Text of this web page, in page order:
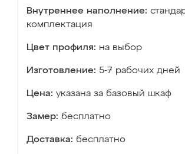
Внутреннее наполнение:
комплектация
Цвет профиля: на выбор
Изготовление: 5-7 рабочих дней
Цена: указана за базовый шкаф
Замер: бесплатно
Доставка: бесплатно